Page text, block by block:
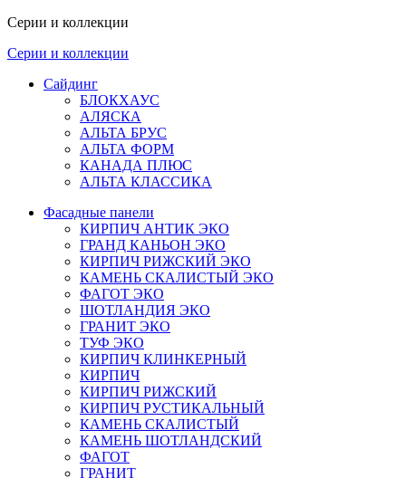
Серии и коллекции
Серии и коллекции
Сайдинг
БЛОКХАУС
АЛЯСКА
АЛЬТА БРУС
АЛЬТА ФОРМ
КАНАДА ПЛЮС
АЛЬТА КЛАССИКА
Фасадные панели
КИРПИЧ АНТИК ЭКО
ГРАНД КАНЬОН ЭКО
КИРПИЧ РИЖСКИЙ ЭКО
КАМЕНЬ СКАЛИСТЫЙ ЭКО
ФАГОТ ЭКО
ШОТЛАНДИЯ ЭКО
ГРАНИТ ЭКО
ТУФ ЭКО
КИРПИЧ КЛИНКЕРНЫЙ
КИРПИЧ
КИРПИЧ РИЖСКИЙ
КИРПИЧ РУСТИКАЛЬНЫЙ
КАМЕНЬ СКАЛИСТЫЙ
КАМЕНЬ ШОТЛАНДСКИЙ
ФАГОТ
ГРАНИТ